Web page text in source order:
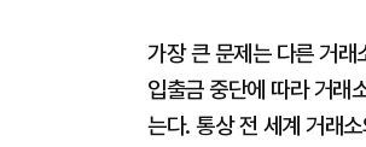
가장 큰 문제는 다른 거래
입출금 중단에 따라 거래
는다. 통상 전 세계 거래